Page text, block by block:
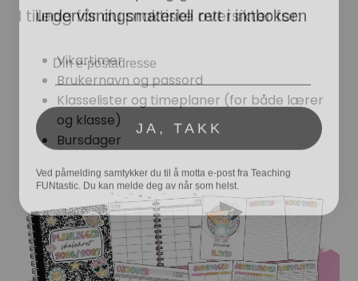
I tillegg får du praktiske oversikter for:
Vikartimer
Brukernavn og passord
Klasselister og timeplaner (for både lærer
og klasse)
Bursdager
Email
JA, TAKK
Ved påmelding samtykker du til å motta e-post fra Teaching